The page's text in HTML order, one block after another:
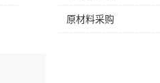
原材料采购